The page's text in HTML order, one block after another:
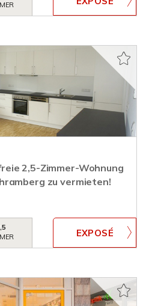
2,5-Zimmer-Wohnung
zu vermieten!